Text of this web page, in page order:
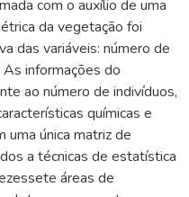
com o auxílio de uma
da vegetação foi
das variáveis: número de
informações do
ao número de indivíduos,
químicas e
uma única matriz de
a técnicas de estatística
áreas de